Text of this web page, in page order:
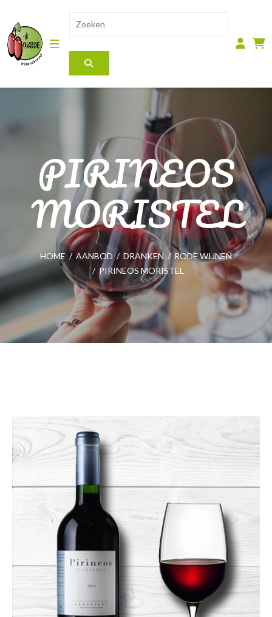
PIRINEOS
MORISTEL
HOME / AANBOD / DRANKEN / RODE WIJNEN
/ PIRINEOS MORISTEL